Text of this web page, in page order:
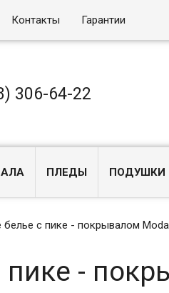
Контакты Гарантии
306-64-22
ПЛЕДЫ ПОДУШКИ
белье с пике - покрывалом
пике -